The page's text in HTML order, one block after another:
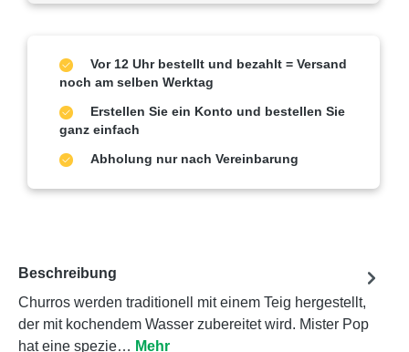
Vor 12 Uhr bestellt und bezahlt = Versand
noch am selben Werktag
Erstellen Sie ein Konto und bestellen Sie
ganz einfach
Abholung nur nach Vereinbarung
Beschreibung
Churros werden traditionell mit einem Teig hergestellt,
der mit kochendem Wasser zubereitet wird. Mister Pop
hat eine spezie… Mehr